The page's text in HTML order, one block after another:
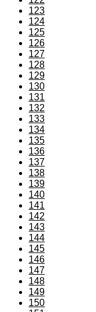
123
124
125
126
127
128
129
130
131
132
133
134
135
136
137
138
139
140
141
142
143
144
145
146
147
148
149
150